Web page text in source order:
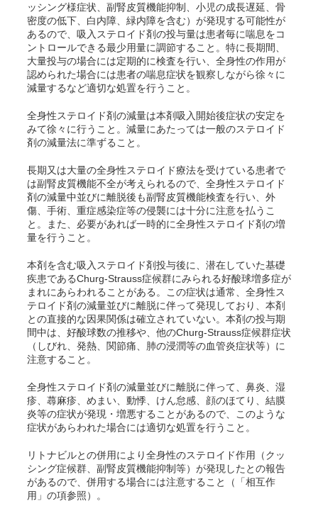
ッシング様症状、副腎皮質機能抑制、小児の成長遅延、骨
密度の低下、白内障、緑内障を含む）が発現する可能性が
あるので、吸入ステロイド剤の投与量は患者毎に喘息をコ
ントロールできる最少用量に調節すること。特に長期間、
大量投与の場合には定期的に検査を行い、全身性の作用が
認められた場合には患者の喘息症状を観察しながら徐々に
減量するなど適切な処置を行うこと。
全身性ステロイド剤の減量は本剤吸入開始後症状の安定を
みて徐々に行うこと。減量にあたっては一般のステロイド
剤の減量法に準ずること。
長期又は大量の全身性ステロイド療法を受けている患者で
は副腎皮質機能不全が考えられるので、全身性ステロイド
剤の減量中並びに離脱後も副腎皮質機能検査を行い、外
傷、手術、重症感染症等の侵襲には十分に注意を払うこ
と。また、必要があれば一時的に全身性ステロイド剤の増
量を行うこと。
本剤を含む吸入ステロイド剤投与後に、潜在していた基礎
疾患であるChurg-Strauss症候群にみられる好酸球増多症が
まれにあらわれることがある。この症状は通常、全身性ス
テロイド剤の減量並びに離脱に伴って発現しており、本剤
との直接的な因果関係は確立されていない。本剤の投与期
間中は、好酸球数の推移や、他のChurg-Strauss症候群症状
（しびれ、発熱、関節痛、肺の浸潤等の血管炎症状等）に
注意すること。
全身性ステロイド剤の減量並びに離脱に伴って、鼻炎、湿
疹、蕁麻疹、めまい、動悸、けん怠感、顔のほてり、結膜
炎等の症状が発現・増悪することがあるので、このような
症状があらわれた場合には適切な処置を行うこと。
リトナビルとの併用により全身性のステロイド作用（クッ
シング症候群、副腎皮質機能抑制等）が発現したとの報告
があるので、併用する場合には注意すること（「相互作
用」の項参照）。